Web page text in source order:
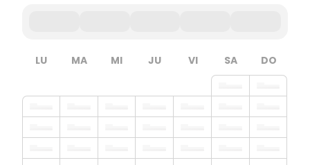
LU MA MI JU VI SA DO